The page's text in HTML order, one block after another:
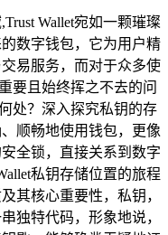
Wallet宛如一颗璀璨
数字钱包，它为用户精
易服务，而对于众多使
要且始终挥之不去的问
处？深入探究私钥的存
顺畅地使用钱包，更像
全锁，直接关系到数字
私钥存储位置的旅程
其核心重要性，私钥，
独特代码，形象地说，